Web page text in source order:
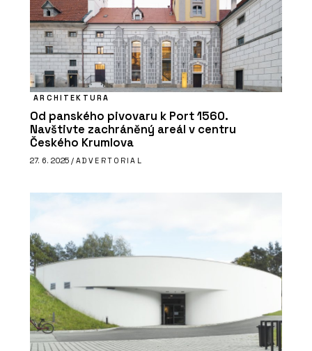
ARCHITEKTURA
Od panského pivovaru k Port 1560.
Navštivte zachráněný areál v centru
Českého Krumlova
27. 6. 2025 / ADVERTORIAL